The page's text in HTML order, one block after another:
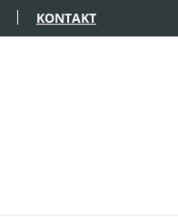
KONTAKT